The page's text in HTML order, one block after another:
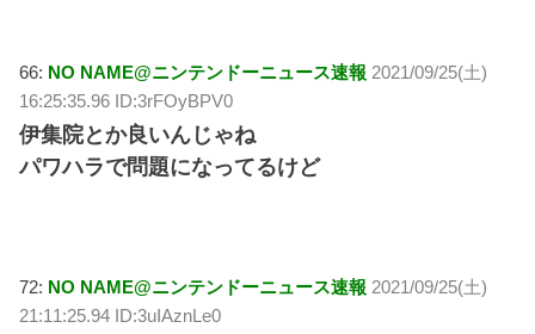
66: NO NAME@ニンテンドーニュース速報 2021/09/25(土)
16:25:35.96 ID:3rFOyBPV0
伊集院とか良いんじゃね
パワハラで問題になってるけど
72: NO NAME@ニンテンドーニュース速報 2021/09/25(土)
21:11:25.94 ID:3uIAznLe0